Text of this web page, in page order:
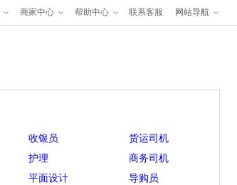
商家中心 帮助中心 联系客服 网站导航
收银员
货运司机
护理
商务司机
平面设计 导购员